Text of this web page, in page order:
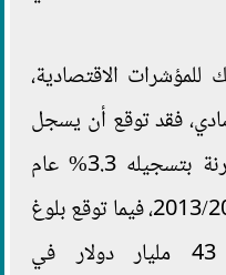
للمؤشرات الاقتصادية،
فقد توقع أن يسجل
5.3% عام 2021/2022، مقارنة بتسجيله 3.3% عام
2020/2021، و2.9% عام 2013/2014، فيما توقع بلوغ
صافي الاحتياطات الدولية 43 مليار دولار في